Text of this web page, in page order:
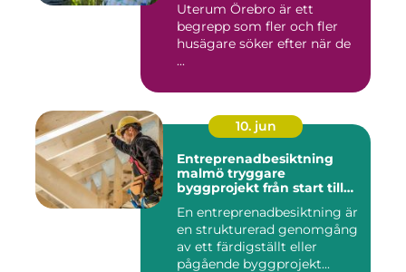
Uterum Örebro är ett
begrepp som fler och fler
husägare söker efter när de
...
10. jun
Entreprenadbesiktning
malmö tryggare
byggprojekt från start till
En entreprenadbesiktning är
en strukturerad genomgång
av ett färdigställt eller
pågående byggprojekt...